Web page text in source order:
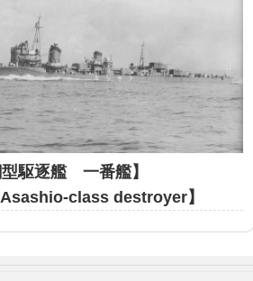
駆逐艦 一番艦】
class destroyer】